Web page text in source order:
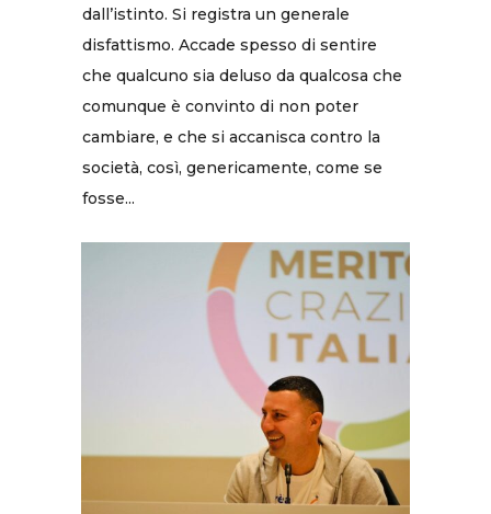
dall’istinto. Si registra un generale
disfattismo. Accade spesso di sentire
che qualcuno sia deluso da qualcosa che
comunque è convinto di non poter
cambiare, e che si accanisca contro la
società, così, genericamente, come se
fosse...